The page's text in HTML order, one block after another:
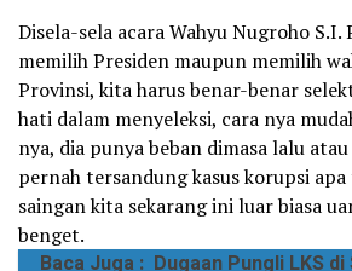
Disela-sela acara Wahyu Nugroho S.I.
memilih Presiden maupun memilih
Provinsi, kita harus benar-benar
hati dalam menyeleksi, cara nya
nya, dia punya beban dimasa lalu
pernah tersandung kasus korupsi
saingan kita sekarang ini luar biasa
benget.
Baca Juga : Dugaan Pungli LKS di